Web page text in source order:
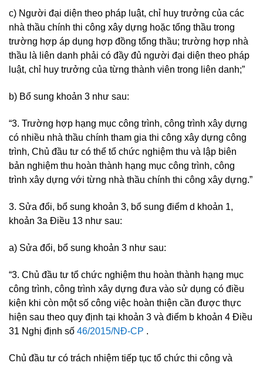
c) Người đại diện theo pháp luật, chỉ huy trưởng của các
nhà thầu chính thi công xây dựng hoặc tổng thầu trong
trường hợp áp dụng hợp đồng tổng thầu; trường hợp nhà
thầu là liên danh phải có đầy đủ người đại diện theo pháp
luật, chỉ huy trưởng của từng thành viên trong liên danh;”
b) Bổ sung khoản 3 như sau:
“3. Trường hợp hạng mục công trình, công trình xây dựng
có nhiều nhà thầu chính tham gia thi công xây dựng công
trình, Chủ đầu tư có thể tổ chức nghiệm thu và lập biên
bản nghiệm thu hoàn thành hạng mục công trình, công
trình xây dựng với từng nhà thầu chính thi công xây dựng.”
3. Sửa đổi, bổ sung khoản 3, bổ sung điểm d khoản 1,
khoản 3a Điều 13 như sau:
a) Sửa đổi, bổ sung khoản 3 như sau:
“3. Chủ đầu tư tổ chức nghiệm thu hoàn thành hạng mục
công trình, công trình xây dựng đưa vào sử dụng có điều
kiện khi còn một số công việc hoàn thiện cần được thực
hiện sau theo quy định tại khoản 3 và điểm b khoản 4 Điều
31 Nghị định số 46/2015/NĐ-CP .
Chủ đầu tư có trách nhiệm tiếp tục tổ chức thi công và